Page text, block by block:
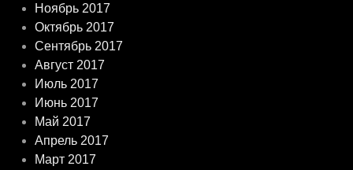
Ноябрь 2017
Октябрь 2017
Сентябрь 2017
Август 2017
Июль 2017
Июнь 2017
Май 2017
Апрель 2017
Март 2017